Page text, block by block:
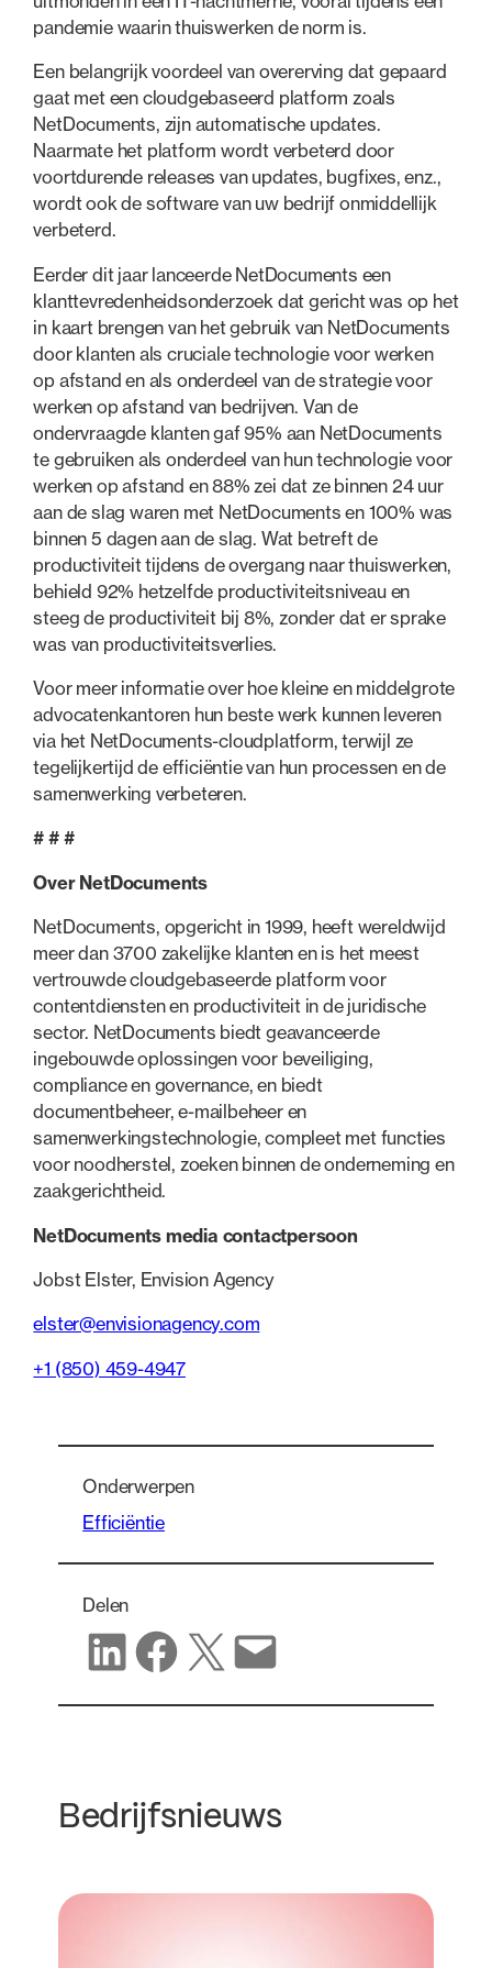
pandemie waarin thuiswerken de norm is.
Een belangrijk voordeel van overerving dat gepaard
gaat met een cloudgebaseerd platform zoals
NetDocuments, zijn automatische updates.
Naarmate het platform wordt verbeterd door
voortdurende releases van updates, bugfixes, enz.,
wordt ook de software van uw bedrijf onmiddellijk
verbeterd.
Eerder dit jaar lanceerde NetDocuments een
klanttevredenheidsonderzoek dat gericht was op het
in kaart brengen van het gebruik van NetDocuments
door klanten als cruciale technologie voor werken
op afstand en als onderdeel van de strategie voor
werken op afstand van bedrijven. Van de
ondervraagde klanten gaf 95% aan NetDocuments
te gebruiken als onderdeel van hun technologie voor
werken op afstand en 88% zei dat ze binnen 24 uur
aan de slag waren met NetDocuments en 100% was
binnen 5 dagen aan de slag. Wat betreft de
productiviteit tijdens de overgang naar thuiswerken,
behield 92% hetzelfde productiviteitsniveau en
steeg de productiviteit bij 8%, zonder dat er sprake
was van productiviteitsverlies.
Voor meer informatie over hoe kleine en middelgrote
advocatenkantoren hun beste werk kunnen leveren
via het NetDocuments-cloudplatform, terwijl ze
tegelijkertijd de efficiëntie van hun processen en de
samenwerking verbeteren.
# # #
Over NetDocuments
NetDocuments, opgericht in 1999, heeft wereldwijd
meer dan 3700 zakelijke klanten en is het meest
vertrouwde cloudgebaseerde platform voor
contentdiensten en productiviteit in de juridische
sector. NetDocuments biedt geavanceerde
ingebouwde oplossingen voor beveiliging,
compliance en governance, en biedt
documentbeheer, e-mailbeheer en
samenwerkingstechnologie, compleet met functies
voor noodherstel, zoeken binnen de onderneming en
zaakgerichtheid.
NetDocuments media contactpersoon
Jobst Elster, Envision Agency
elster@envisionagency.com
+1 (850) 459-4947
Onderwerpen
Efficiëntie
Delen
Delen op LinkedIn
Delen op Facebook
Delen op X Delen via e-mail
Bedrijfsnieuws